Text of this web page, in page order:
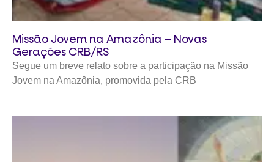
Missão Jovem na Amazônia – Novas
Gerações CRB/RS
Segue um breve relato sobre a participação na Missão
Jovem na Amazônia, promovida pela CRB